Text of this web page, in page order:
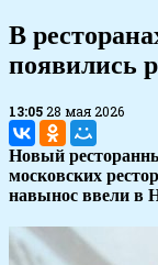
​В
появились
13:0528 мая 2026
Новый
московских
навынос ввели в